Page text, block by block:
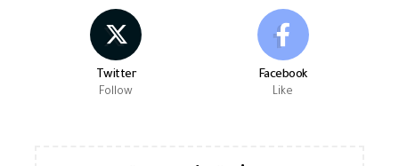
Facebook
Like
Twitter
Follow